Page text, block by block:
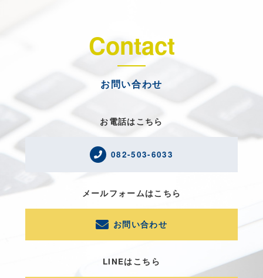
Contact
お問い合わせ
お電話はこちら
082-503-6033
メールフォームはこちら
お問い合わせ
LINEはこちら